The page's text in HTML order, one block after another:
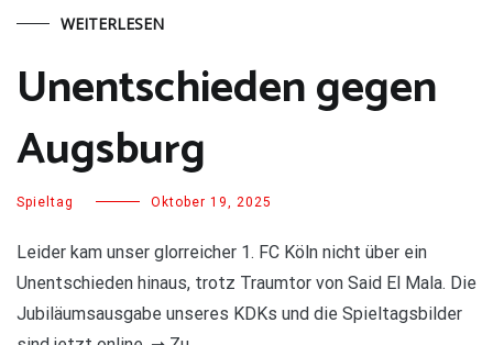
WEITERLESEN
Unentschieden gegen
Augsburg
Spieltag Oktober 19, 2025
Leider kam unser glorreicher 1. FC Köln nicht über ein
Unentschieden hinaus, trotz Traumtor von Said El Mala. Die
Jubiläumsausgabe unseres KDKs und die Spieltagsbilder